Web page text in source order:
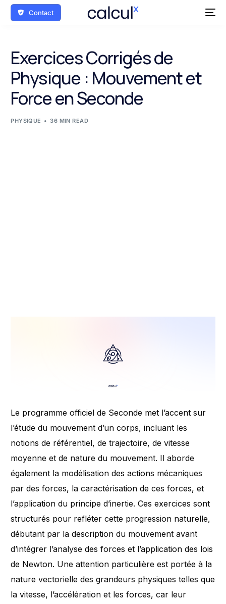
Contact
Exercices Corrigés de
Physique : Mouvement et
Force en Seconde
PHYSIQUE 36 MIN READ
Le programme officiel de Seconde met l’accent sur
l’étude du mouvement d’un corps, incluant les
notions de référentiel, de trajectoire, de vitesse
moyenne et de nature du mouvement. Il aborde
également la modélisation des actions mécaniques
par des forces, la caractérisation de ces forces, et
l’application du principe d’inertie. Ces exercices sont
structurés pour refléter cette progression naturelle,
débutant par la description du mouvement avant
d’intégrer l’analyse des forces et l’application des lois
de Newton. Une attention particulière est portée à la
nature vectorielle des grandeurs physiques telles que
la vitesse, l’accélération et les forces, car leur